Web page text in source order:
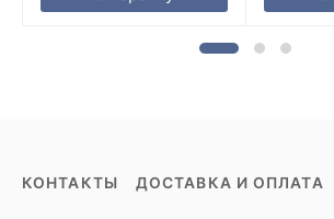
КОНТАКТЫ ДОСТАВКА И ОПЛАТА